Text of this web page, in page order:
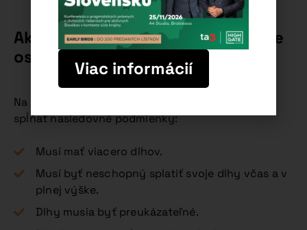
Aké sú podmienky pre vyhlásenie
osobného bankrotu?
Na vyhlásenie osobného bankrotu musí dlžník
spĺňať nasledovné podmienky:
Musí mať viacero dlhov.
Musí byť neschopný splatiť svoje dlhy včas a v
plnej výške.
Dlhy musia byť preukázateľné.
Viac informácií